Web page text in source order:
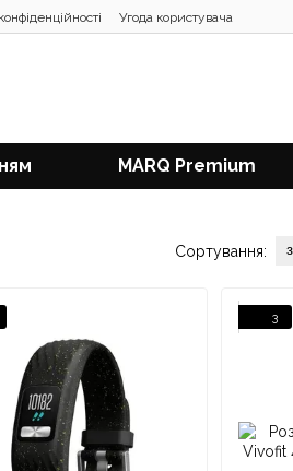
Угода користувача
MARQ Premium
Сортування:
3